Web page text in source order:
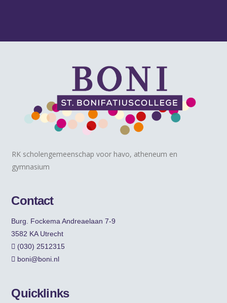
RK scholengemeenschap voor havo, atheneum en
gymnasium
Contact
Burg. Fockema Andreaelaan 7-9
3582 KA Utrecht
(030) 2512315
boni@boni.nl
Quicklinks